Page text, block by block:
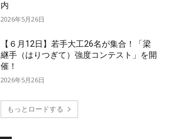
内
2026年5月26日
【６月12日】若手大工26名が集合！「梁
継手（はりつぎて）強度コンテスト」を開
催！
2026年5月26日
もっとロードする